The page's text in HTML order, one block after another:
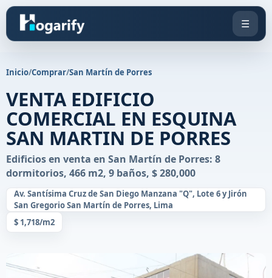
☰
Inicio/Comprar/San Martín de Porres
VENTA EDIFICIO
COMERCIAL EN ESQUINA
SAN MARTIN DE PORRES
Edificios en venta en San Martín de Porres: 8
dormitorios, 466 m2, 9 baños, $ 280,000
Av. Santísima Cruz de San Diego Manzana "Q", Lote 6 y Jirón
San Gregorio San Martín de Porres, Lima
$ 1,718/m2